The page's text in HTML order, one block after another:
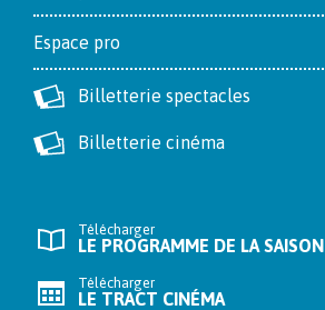
Espace pro
Billetterie spectacles
Billetterie cinéma
Télécharger
LE PROGRAMME DE LA SAISON
Télécharger
LE TRACT CINÉMA